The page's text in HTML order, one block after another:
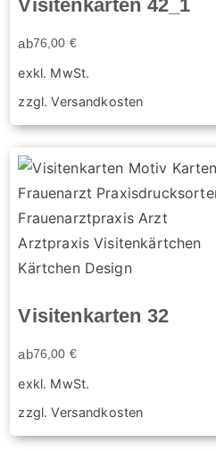
Visitenkarten 42_1
ab76,00 €
exkl. MwSt.
zzgl.Versandkosten
Visitenkarten 32
ab76,00 €
exkl. MwSt.
zzgl.Versandkosten